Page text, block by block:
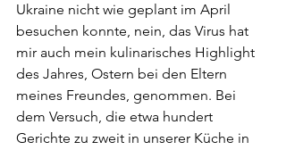
Ukraine nicht wie geplant im April
besuchen konnte, nein, das Virus hat
mir auch mein kulinarisches Highlight
des Jahres, Ostern bei den Eltern
meines Freundes, genommen. Bei
dem Versuch, die etwa hundert
Gerichte zu zweit in unserer Küche in